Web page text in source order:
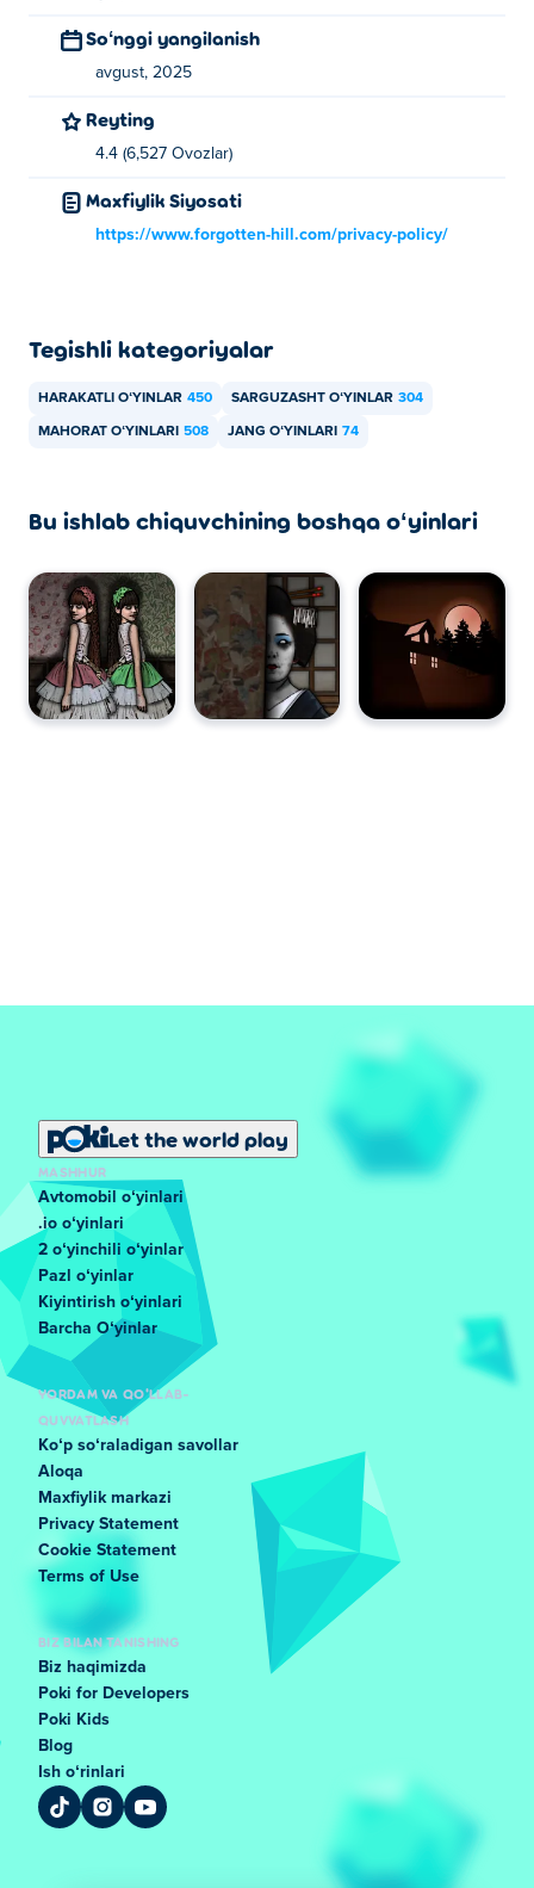
Soʻnggi yangilanish
avgust, 2025
Reyting
4.4 (6,527 Ovozlar)
Maxfiylik Siyosati
https://www.forgotten-hill.com/privacy-policy/
Tegishli kategoriyalar
HARAKATLI OʻYINLAR 450 SARGUZASHT OʻYINLAR 304
MAHORAT OʻYINLARI 508 JANG OʻYINLARI 74
Bu ishlab chiquvchining boshqa oʻyinlari
Let the world play
MASHHUR
Avtomobil oʻyinlari
.io oʻyinlari
2 oʻyinchili oʻyinlar
Pazl oʻyinlar
Kiyintirish oʻyinlari
Barcha Oʻyinlar
YORDAM VA QO'LLAB-
QUVVATLASH
Koʻp soʻraladigan savollar
Aloqa
Maxfiylik markazi
Privacy Statement
Cookie Statement
Terms of Use
BIZ BILAN TANISHING
Biz haqimizda
Poki for Developers
Poki Kids
Blog
Ish oʻrinlari